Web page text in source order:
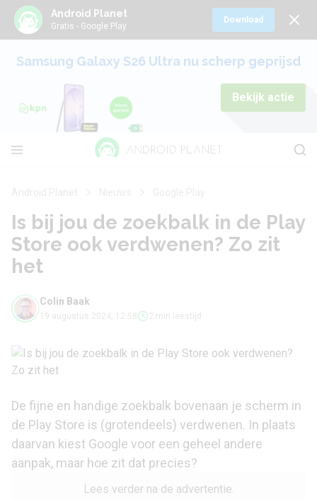
Android Planet
Gratis - Google Play
Download
Samsung Galaxy S26 Ultra nu scherp geprijsd
Bekijk actie
Is bij jou de zoekbalk in de Play
Store ook verdwenen? Zo zit
het
Colin Baak
19 augustus 2024, 12:58 2 min leestijd
De fijne en handige zoekbalk bovenaan je scherm in
de Play Store is (grotendeels) verdwenen. In plaats
daarvan kiest Google voor een geheel andere
aanpak, maar hoe zit dat precies?
Lees verder na de advertentie.